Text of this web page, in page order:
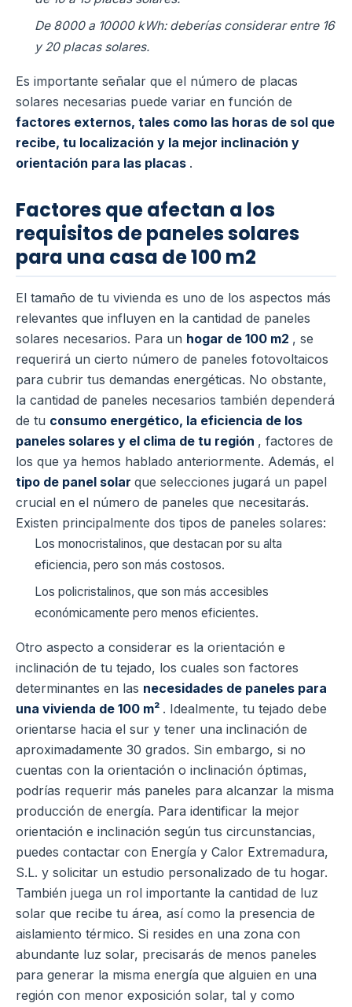
De 8000 a 10000 kWh: deberías considerar entre 16
y 20 placas solares.
Es importante señalar que el número de placas
solares necesarias puede variar en función de
factores externos, tales como las horas de sol que
recibe, tu localización y la mejor inclinación y
orientación para las placas .
Factores que afectan a los
requisitos de paneles solares
para una casa de 100 m2
El tamaño de tu vivienda es uno de los aspectos más
relevantes que influyen en la cantidad de paneles
solares necesarios. Para un hogar de 100 m2 , se
requerirá un cierto número de paneles fotovoltaicos
para cubrir tus demandas energéticas. No obstante,
la cantidad de paneles necesarios también dependerá
de tu consumo energético, la eficiencia de los
paneles solares y el clima de tu región , factores de
los que ya hemos hablado anteriormente. Además, el
tipo de panel solar que selecciones jugará un papel
crucial en el número de paneles que necesitarás.
Existen principalmente dos tipos de paneles solares:
Los monocristalinos, que destacan por su alta
eficiencia, pero son más costosos.
Los policristalinos, que son más accesibles
económicamente pero menos eficientes.
Otro aspecto a considerar es la orientación e
inclinación de tu tejado, los cuales son factores
determinantes en las necesidades de paneles para
una vivienda de 100 m² . Idealmente, tu tejado debe
orientarse hacia el sur y tener una inclinación de
aproximadamente 30 grados. Sin embargo, si no
cuentas con la orientación o inclinación óptimas,
podrías requerir más paneles para alcanzar la misma
producción de energía. Para identificar la mejor
orientación e inclinación según tus circunstancias,
puedes contactar con Energía y Calor Extremadura,
S.L. y solicitar un estudio personalizado de tu hogar.
También juega un rol importante la cantidad de luz
solar que recibe tu área, así como la presencia de
aislamiento térmico. Si resides en una zona con
abundante luz solar, precisarás de menos paneles
para generar la misma energía que alguien en una
región con menor exposición solar, tal y como